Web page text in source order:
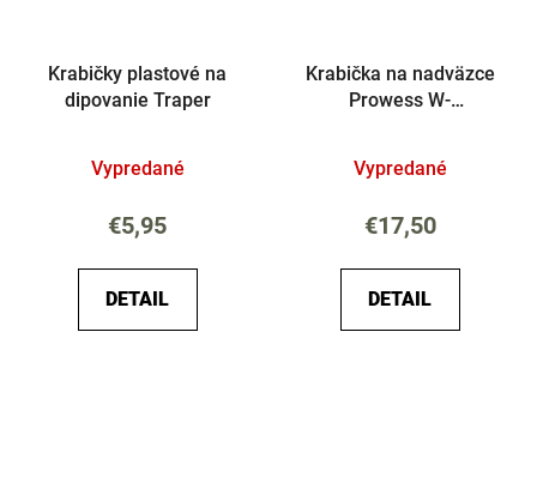
Krabičky plastové na
dipovanie Traper
Vypredané
€5,95
DETAIL
Krabička na nadväzce
Prowess W-
Vypredané
€17,50
DETAIL